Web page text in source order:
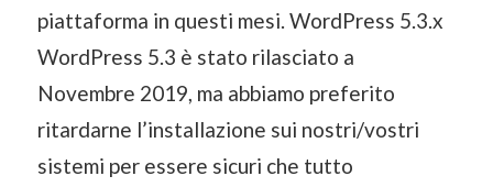
piattaforma in questi mesi. WordPress 5.3.x
WordPress 5.3 è stato rilasciato a
Novembre 2019, ma abbiamo preferito
ritardarne l’installazione sui nostri/vostri
sistemi per essere sicuri che tutto